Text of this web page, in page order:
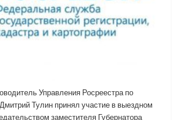
Управления Росреестра по
Тулин принял участие в выездном
заместителя Губернатора